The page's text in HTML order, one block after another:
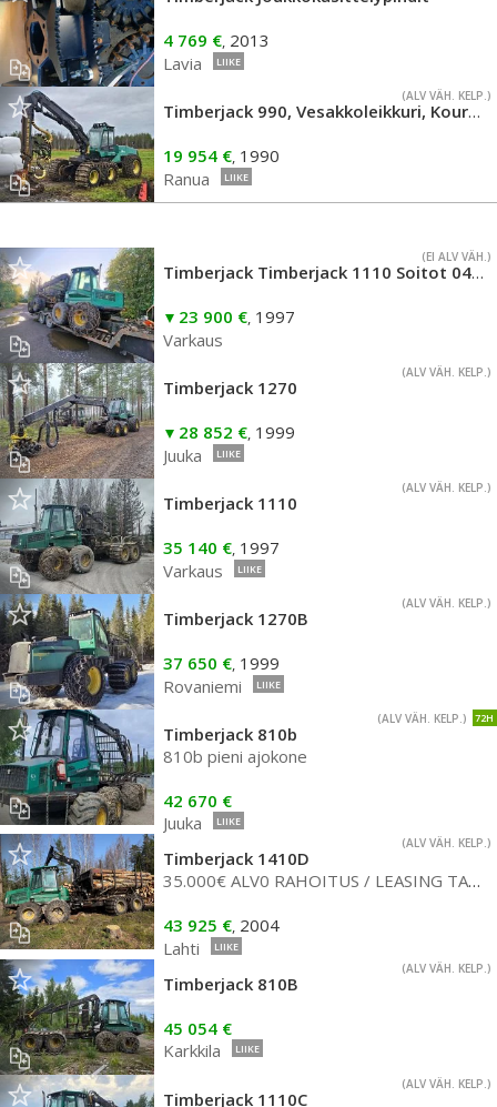
4 769 €, 2013
Lavia
LIIKE
(ALV VÄH. KELP.)
Timberjack 990, Vesakkoleikkuri, Koura
19 954 €, 1990
Ranua
LIIKE
(EI ALV VÄH.)
Timberjack Timberjack 1110 Soitot 0401650402
23 900 €, 1997
Varkaus
(ALV VÄH. KELP.)
Timberjack 1270
28 852 €, 1999
Juuka
LIIKE
(ALV VÄH. KELP.)
Timberjack 1110
35 140 €, 1997
Varkaus
LIIKE
(ALV VÄH. KELP.)
Timberjack 1270B
37 650 €, 1999
Rovaniemi
LIIKE
72H
(ALV VÄH. KELP.)
Timberjack 810b
810b pieni ajokone
42 670 €
Juuka
LIIKE
(ALV VÄH. KELP.)
Timberjack 1410D
35.000€ ALV0 RAHOITUS / LEASING TARJOLLA! PALJON KUNNOSTETTU * SUORAAN TÖIHIN
43 925 €, 2004
Lahti
LIIKE
(ALV VÄH. KELP.)
Timberjack 810B
45 054 €
Karkkila
LIIKE
(ALV VÄH. KELP.)
Timberjack 1110C